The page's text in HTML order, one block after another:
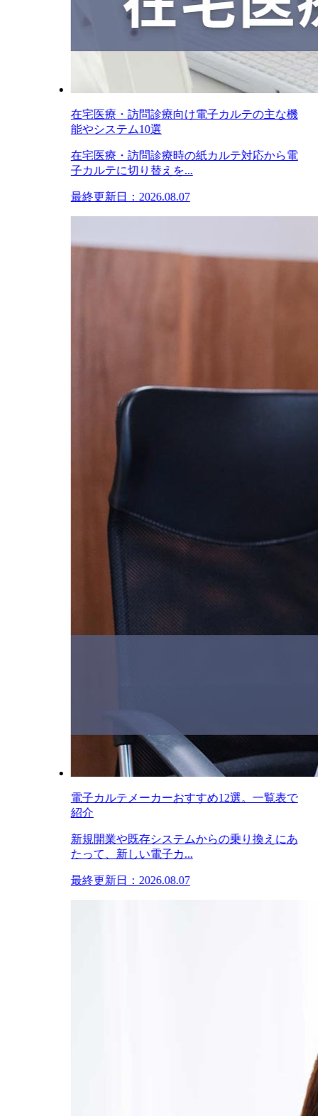
在宅医療・訪問診療向け電子カルテの主な機
能やシステム10選
在宅医療・訪問診療時の紙カルテ対応から電
子カルテに切り替えを...
最終更新日：2026.08.07
電子カルテメーカーおすすめ12選。一覧表で
紹介
新規開業や既存システムからの乗り換えにあ
たって、新しい電子カ...
最終更新日：2026.08.07